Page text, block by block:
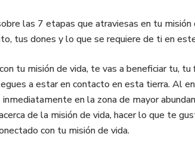
las 7 etapas que atraviesas en tu misión
tus dones y lo que se requiere de ti en
tu misión de vida, te vas a beneficiar tu,
a estar en contacto en esta tierra. Al
en la zona de mayor
de la misión de vida, hacer lo que te
con tu misión de vida.